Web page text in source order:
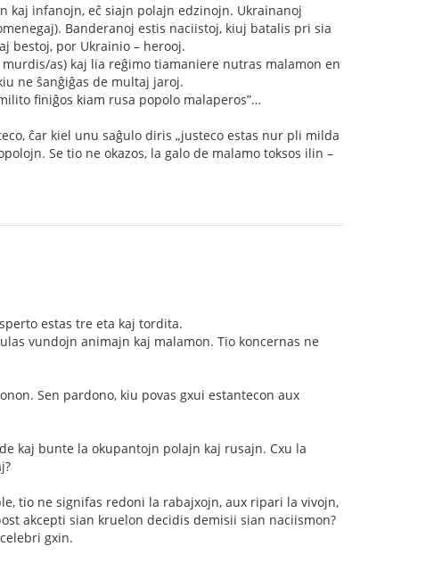
infanojn, eĉ siajn polajn edzinojn. Ukrainanoj
Banderanoj estis naciistoj, kiuj batalis pri sia
bestoj, por Ukrainio – herooj.
as) kaj lia reĝimo tiamaniere nutras malamon en
ne ŝanĝiĝas de multaj jaroj.
finiĝos kiam rusa popolo malaperos”…
ĉar kiel unu saĝulo diris „justeco estas nur pli milda
Se tio ne okazos, la galo de malamo toksos ilin –
estas tre eta kaj tordita.
vundojn animajn kaj malamon. Tio koncernas ne
Sen pardono, kiu povas gxui estantecon aux
kaj bunte la okupantojn polajn kaj rusajn. Cxu la
tio ne signifas redoni la rabajxojn, aux ripari la vivojn,
akcepti sian kruelon decidis demisii sian naciismon?
gxin.